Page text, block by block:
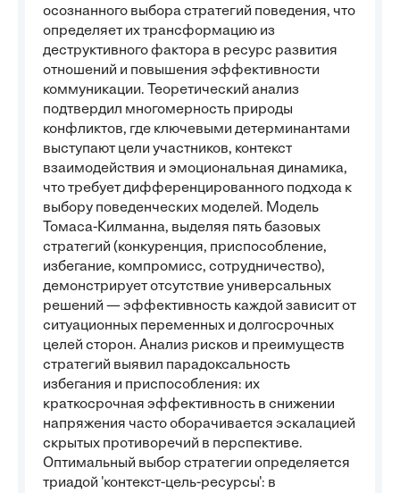
осознанного выбора стратегий поведения, что
определяет их трансформацию из
деструктивного фактора в ресурс развития
отношений и повышения эффективности
коммуникации. Теоретический анализ
подтвердил многомерность природы
конфликтов, где ключевыми детерминантами
выступают цели участников, контекст
взаимодействия и эмоциональная динамика,
что требует дифференцированного подхода к
выбору поведенческих моделей. Модель
Томаса-Килманна, выделяя пять базовых
стратегий (конкуренция, приспособление,
избегание, компромисс, сотрудничество),
демонстрирует отсутствие универсальных
решений — эффективность каждой зависит от
ситуационных переменных и долгосрочных
целей сторон. Анализ рисков и преимуществ
стратегий выявил парадоксальность
избегания и приспособления: их
краткосрочная эффективность в снижении
напряжения часто оборачивается эскалацией
скрытых противоречий в перспективе.
Оптимальный выбор стратегии определяется
триадой 'контекст-цель-ресурсы': в